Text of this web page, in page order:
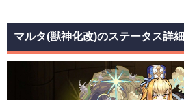
マルタ(獣神化改)のステータス詳細